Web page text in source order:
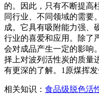
的。因此，只有不断提高
同行业、不同领域的需要
成。它具有吸附能力强、
行业的喜爱和应用。除了
会对成品产生一定的影响
择上对波列活性炭的质量
有更深的了解。1原煤挥
相关知识： 食品级脱色活